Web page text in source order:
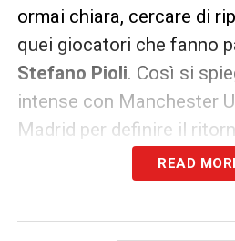
ormai chiara, cercare di
quei giocatori che fanno
Stefano Pioli. Così si
intense con Manchester
Madrid per definire il
READ